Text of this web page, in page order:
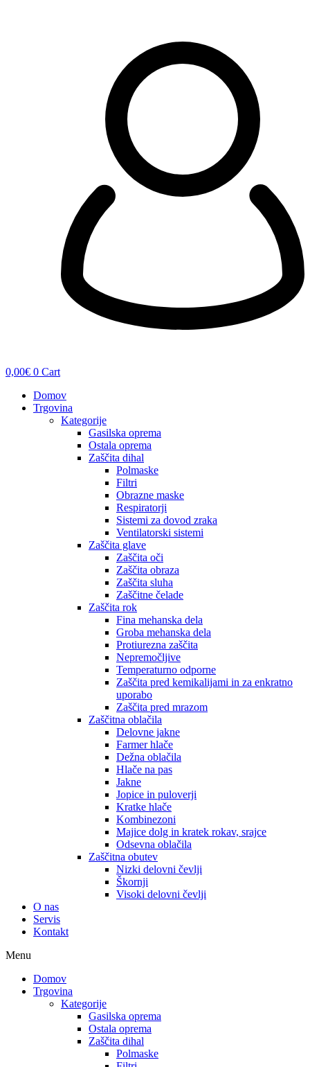
0,00€ 0 Cart
Domov
Trgovina
Kategorije
Gasilska oprema
Ostala oprema
Zaščita dihal
Polmaske
Filtri
Obrazne maske
Respiratorji
Sistemi za dovod zraka
Ventilatorski sistemi
Zaščita glave
Zaščita oči
Zaščita obraza
Zaščita sluha
Zaščitne čelade
Zaščita rok
Fina mehanska dela
Groba mehanska dela
Protiurezna zaščita
Nepremočljive
Temperaturno odporne
Zaščita pred kemikalijami in za enkratno
uporabo
Zaščita pred mrazom
Zaščitna oblačila
Delovne jakne
Farmer hlače
Dežna oblačila
Hlače na pas
Jakne
Jopice in puloverji
Kratke hlače
Kombinezoni
Majice dolg in kratek rokav, srajce
Odsevna oblačila
Zaščitna obutev
Nizki delovni čevlji
Škornji
Visoki delovni čevlji
O nas
Servis
Kontakt
Menu
Domov
Trgovina
Kategorije
Gasilska oprema
Ostala oprema
Zaščita dihal
Polmaske